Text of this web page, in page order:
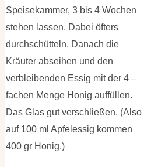
Speisekammer, 3 bis 4 Wochen
stehen lassen. Dabei öfters
durchschütteln. Danach die
Kräuter abseihen und den
verbleibenden Essig mit der 4 –
fachen Menge Honig auffüllen.
Das Glas gut verschließen. (Also
auf 100 ml Apfelessig kommen
400 gr Honig.)